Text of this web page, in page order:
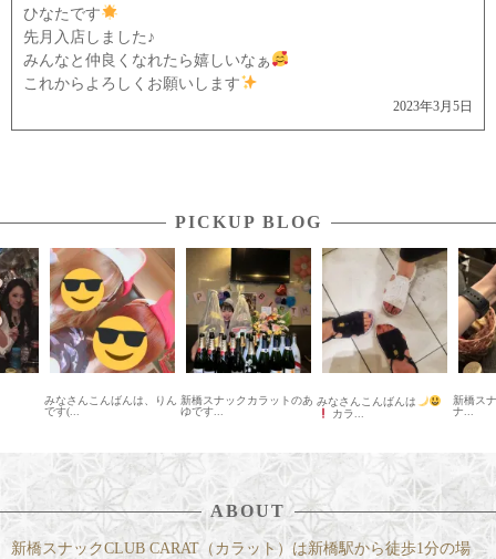
ひなたです
先月入店しました♪
みんなと仲良くなれたら嬉しいなぁ
これからよろしくお願いします
2023年3月5日
PICKUP BLOG
みなさんこんばんは、りん
です(...
新橋スナックカラットのあ
ゆです...
みなさんこんばんは
カラ...
新橋スナッ
ナ...
ABOUT
新橋スナックCLUB CARAT（カラット）は新橋駅から徒歩1分の場